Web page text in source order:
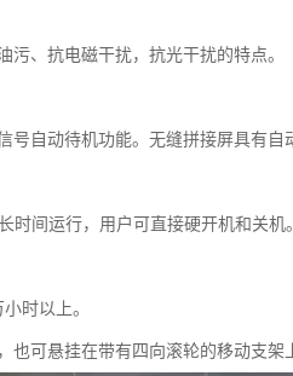
、抗电磁干扰，抗光干扰的特点。
自动待机功能。无缝拼接屏具有自
时间运行，用户可直接硬开机和关
时以上。
可悬挂在带有四向滚轮的移动支架